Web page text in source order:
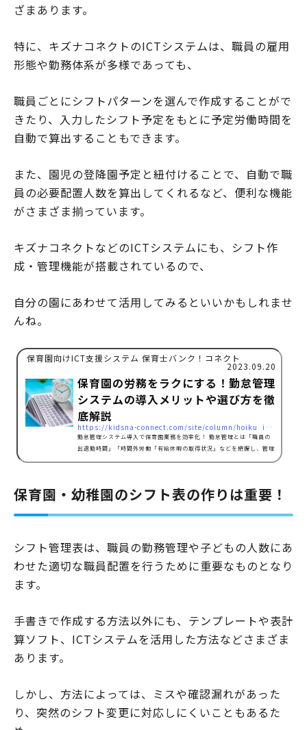
ざまあります。
特に、キズナコネクトのICTシステムは、職員の雇用
形態や勤務体系が多様であっても、
職員ごとにシフトパターンを選んで作成することがで
きたり、入力したシフト予定をもとに予定労働時間を
自動で算出することもできます。
また、園児の登降園予定と紐付けることで、自動で職
員の必要配置人数を算出してくれるなど、便利な機能
がさまざま揃っています。
キズナコネクトなどのICTシステムにも、シフト作
成・管理機能が搭載されているので、
自分の園にあわせて活用してみるといいかもしれませ
んね。
保育園向けICT支援システム 保育士バンク！コネクト
2023.09.20
保育園の労務をラクにする！勤怠管理
システムの導入メリットや選び方を徹
底解説
https://kidsna-connect.com/site/column/hoiku_ict/975
勤怠管理システム導入で保育園業務を効率化！ 勤怠管理とは「職員の
出退勤時間」「時間外労働「有給休暇の取得状況」などを把握し、管理
することを指します。 保育園は早番・中番・遅番とシフト制や変形労働
るのが難しく、データの集計に時間や手間がかかる側面もあります。 そ
Tシステムです。 パソコンやタブレットなどで職員の…
保育園・幼稚園のシフト表の作りは重要！
シフト管理表は、職員の勤務管理や子どもの人数にあ
わせた適切な職員配置を行うために重要なものとなり
ます。
手書きで作成する方法以外にも、テンプレートや表計
算ソフト、ICTシステムを活用した方法などさまざま
あります。
しかし、方法によっては、ミスや確認漏れがあった
り、突然のシフト変更に対応しにくいこともあるた